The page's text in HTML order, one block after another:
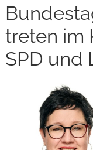
Impressum
treten im
SPD und